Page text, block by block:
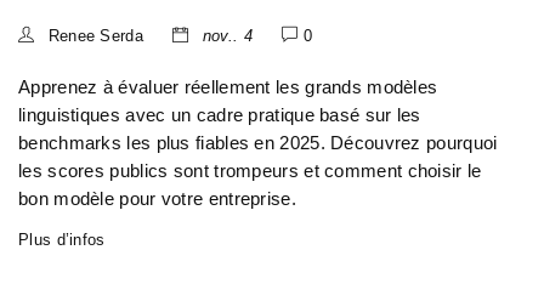
Renee Serda nov.. 4 0
Apprenez à évaluer réellement les grands modèles
linguistiques avec un cadre pratique basé sur les
benchmarks les plus fiables en 2025. Découvrez pourquoi
les scores publics sont trompeurs et comment choisir le
bon modèle pour votre entreprise.
Plus d’infos